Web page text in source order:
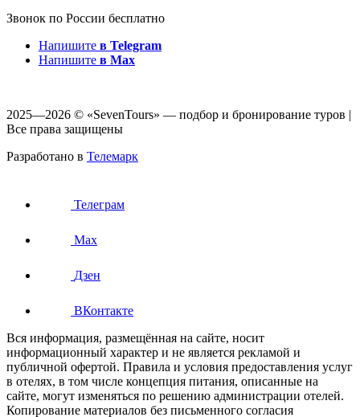
Звонок по России бесплатно
Напишите в Telegram
Напишите в Max
2025—2026 © «SevenTours» — подбор и бронирование туров |
Все права защищены
Разработано в Телемарк
Телеграм
Max
Дзен
ВКонтакте
Вся информация, размещённая на сайте, носит
информационный характер и не является рекламой и
публичной офертой. Правила и условия предоставления услуг
в отелях, в том числе концепция питания, описанные на
сайте, могут изменяться по решению администрации отелей.
Копирование материалов без письменного согласия